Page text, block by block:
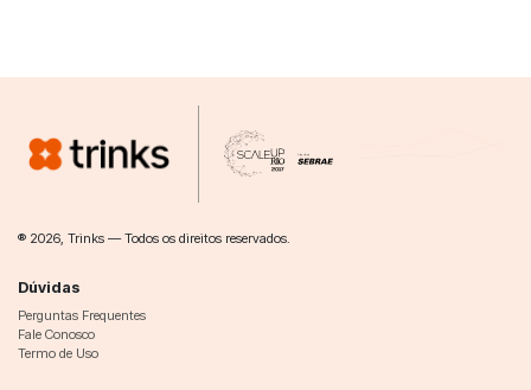
® 2026, Trinks — Todos os direitos reservados.
Dúvidas
Perguntas Frequentes
Fale Conosco
Termo de Uso